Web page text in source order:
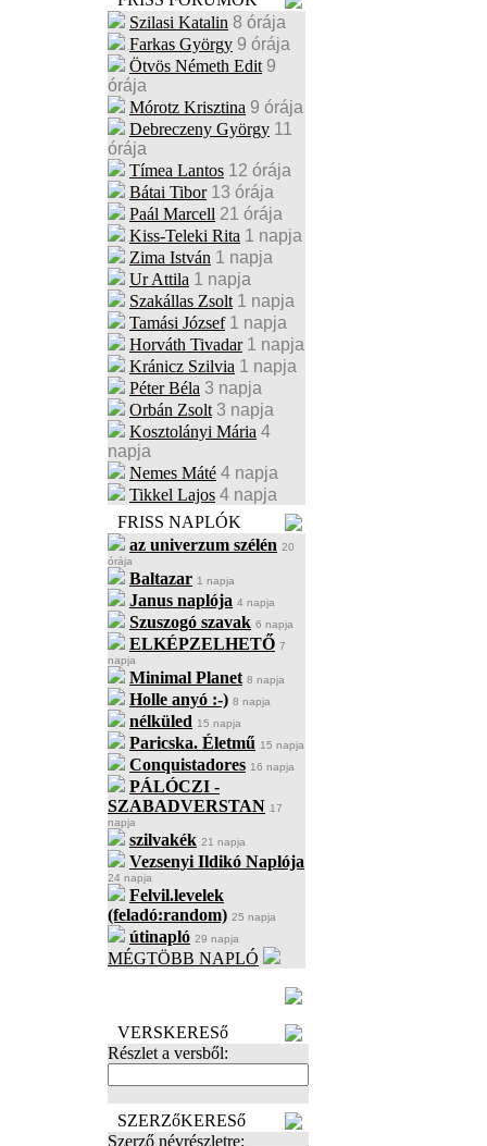
Szilasi Katalin 8 órája
Farkas György 9 órája
Ötvös Németh Edit 9
órája
Mórotz Krisztina 9 órája
Debreczeny György 11
órája
Tímea Lantos 12 órája
Bátai Tibor 13 órája
Paál Marcell 21 órája
Kiss-Teleki Rita 1 napja
Zima István 1 napja
Ur Attila 1 napja
Szakállas Zsolt 1 napja
Tamási József 1 napja
Horváth Tivadar 1 napja
Kránicz Szilvia 1 napja
Péter Béla 3 napja
Orbán Zsolt 3 napja
Kosztolányi Mária 4
napja
Nemes Máté 4 napja
Tikkel Lajos 4 napja
FRISS NAPLÓK
az univerzum szélén 20
órája
Baltazar 1 napja
Janus naplója 4 napja
Szuszogó szavak 6 napja
ELKÉPZELHETŐ 7
napja
Minimal Planet 8 napja
Holle anyó :-) 8 napja
nélküled 15 napja
Paricska. Életmű 15 napja
Conquistadores 16 napja
PÁLÓCZI -
SZABADVERSTAN 17
napja
szilvakék 21 napja
Vezsenyi Ildikó Naplója
24 napja
Felvil.levelek
(feladó:random) 25 napja
útinapló 29 napja
MÉGTÖBB NAPLÓ
VERSKERESő
Részlet a versből:
SZERZőKERESő
Szerző névrészletre: